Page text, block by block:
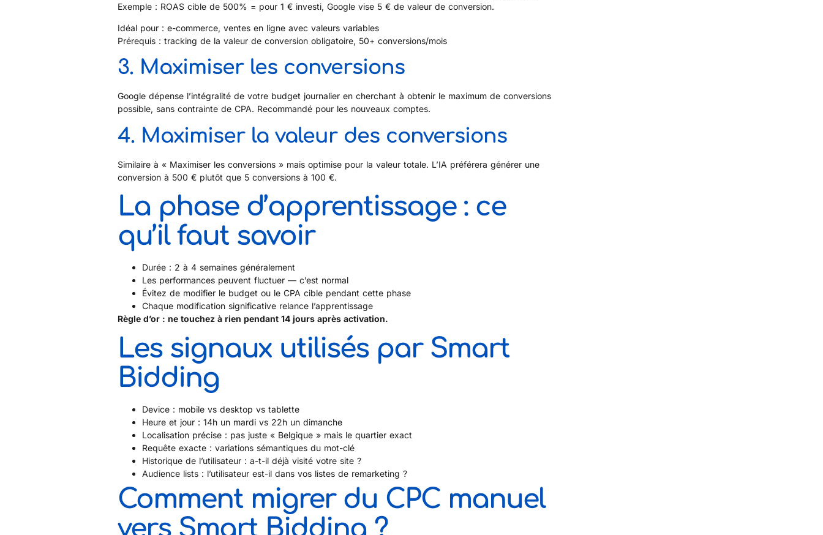
Exemple : ROAS cible de 500% = pour 1 € investi, Google vise 5 € de valeur de conversion.
Idéal pour : e-commerce, ventes en ligne avec valeurs variables
Prérequis : tracking de la valeur de conversion obligatoire, 50+ conversions/mois
3. Maximiser les conversions
Google dépense l’intégralité de votre budget journalier en cherchant à obtenir le maximum de conversions
possible, sans contrainte de CPA. Recommandé pour les nouveaux comptes.
4. Maximiser la valeur des conversions
Similaire à « Maximiser les conversions » mais optimise pour la valeur totale. L’IA préférera générer une
conversion à 500 € plutôt que 5 conversions à 100 €.
La phase d’apprentissage : ce
qu’il faut savoir
Durée : 2 à 4 semaines généralement
Les performances peuvent fluctuer — c’est normal
Évitez de modifier le budget ou le CPA cible pendant cette phase
Chaque modification significative relance l’apprentissage
Règle d’or : ne touchez à rien pendant 14 jours après activation.
Les signaux utilisés par Smart
Bidding
Device : mobile vs desktop vs tablette
Heure et jour : 14h un mardi vs 22h un dimanche
Localisation précise : pas juste « Belgique » mais le quartier exact
Requête exacte : variations sémantiques du mot-clé
Historique de l’utilisateur : a-t-il déjà visité votre site ?
Audience lists : l’utilisateur est-il dans vos listes de remarketing ?
Comment migrer du CPC manuel
vers Smart Bidding ?